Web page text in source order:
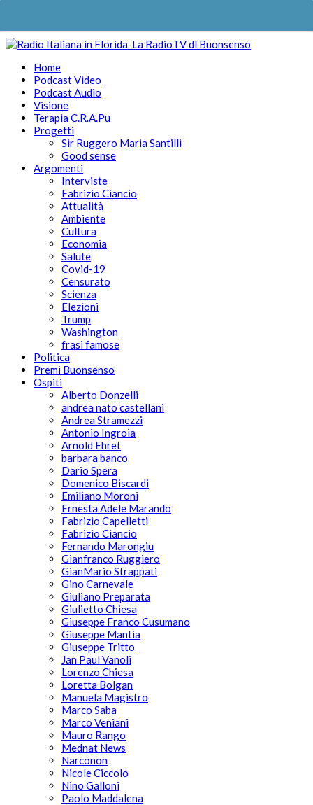
Home
Podcast Video
Podcast Audio
Visione
Terapia C.R.A.Pu
Progetti
Sir Ruggero Maria Santilli
Good sense
Argomenti
Interviste
Fabrizio Ciancio
Attualità
Ambiente
Cultura
Economia
Salute
Covid-19
Censurato
Scienza
Elezioni
Trump
Washington
frasi famose
Politica
Premi Buonsenso
Ospiti
Alberto Donzelli
andrea nato castellani
Andrea Stramezzi
Antonio Ingroia
Arnold Ehret
barbara banco
Dario Spera
Domenico Biscardi
Emiliano Moroni
Ernesta Adele Marando
Fabrizio Capelletti
Fabrizio Ciancio
Fernando Marongiu
Gianfranco Ruggiero
GianMario Strappati
Gino Carnevale
Giuliano Preparata
Giulietto Chiesa
Giuseppe Franco Cusumano
Giuseppe Mantia
Giuseppe Tritto
Jan Paul Vanoli
Lorenzo Chiesa
Loretta Bolgan
Manuela Magistro
Marco Saba
Marco Veniani
Mauro Rango
Mednat News
Narconon
Nicole Ciccolo
Nino Galloni
Paolo Maddalena